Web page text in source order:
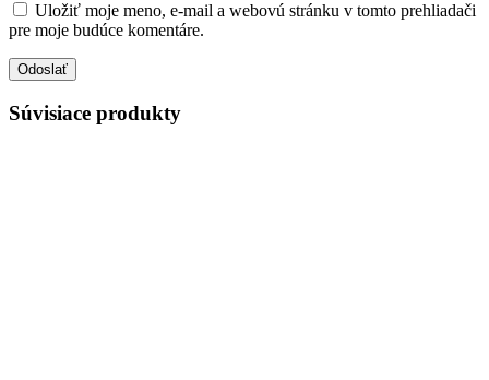
Uložiť moje meno, e-mail a webovú stránku v tomto prehliadači
pre moje budúce komentáre.
Súvisiace produkty